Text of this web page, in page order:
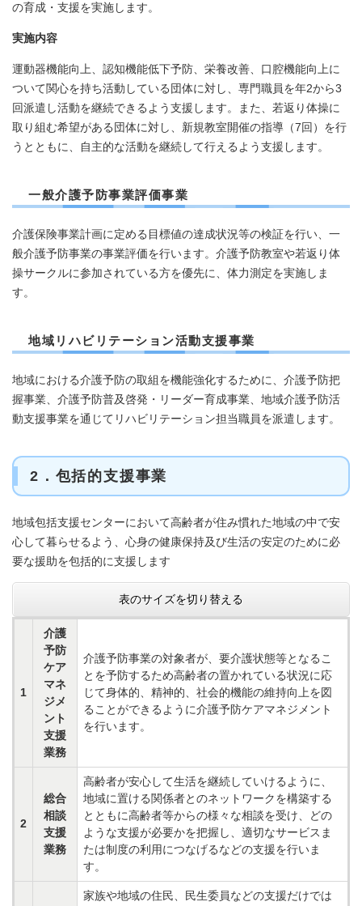
の育成・支援を実施します。
実施内容
運動器機能向上、認知機能低下予防、栄養改善、口腔機能向上に
ついて関心を持ち活動している団体に対し、専門職員を年2から3
回派遣し活動を継続できるよう支援します。また、若返り体操に
取り組む希望がある団体に対し、新規教室開催の指導（7回）を行
うとともに、自主的な活動を継続して行えるよう支援します。
一般介護予防事業評価事業
介護保険事業計画に定める目標値の達成状況等の検証を行い、一
般介護予防事業の事業評価を行います。介護予防教室や若返り体
操サークルに参加されている方を優先に、体力測定を実施しま
す。
地域リハビリテーション活動支援事業
地域における介護予防の取組を機能強化するために、介護予防把
握事業、介護予防普及啓発・リーダー育成事業、地域介護予防活
動支援事業を通じてリハビリテーション担当職員を派遣します。
2．包括的支援事業
地域包括支援センターにおいて高齢者が住み慣れた地域の中で安
心して暮らせるよう、心身の健康保持及び生活の安定のために必
要な援助を包括的に支援します
表のサイズを切り替える
1
介護
予防
ケア
マネ
ジメ
ント
支援
業務
介護予防事業の対象者が、要介護状態等となるこ
とを予防するため高齢者の置かれている状況に応
じて身体的、精神的、社会的機能の維持向上を図
ることができるように介護予防ケアマネジメント
を行います。
2
総合
相談
支援
業務
高齢者が安心して生活を継続していけるように、
地域に置ける関係者とのネットワークを構築する
とともに高齢者等からの様々な相談を受け、どの
ような支援が必要かを把握し、適切なサービスま
たは制度の利用につなげるなどの支援を行いま
す。
家族や地域の住民、民生委員などの支援だけでは